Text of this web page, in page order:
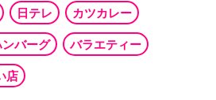
日テレ カツカレー
ンバーグ バラエティー
店